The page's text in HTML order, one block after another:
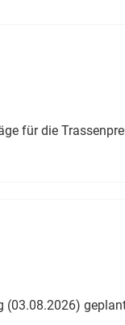
für die
(03.08.2026)